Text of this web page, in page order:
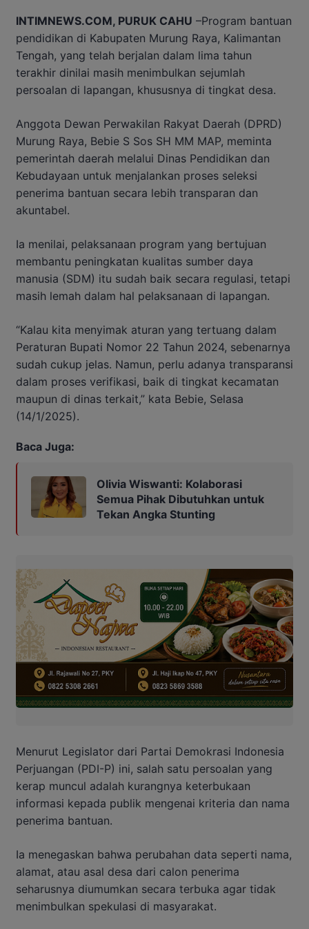
INTIMNEWS.COM, PURUK CAHU –Program bantuan
pendidikan di Kabupaten Murung Raya, Kalimantan
Tengah, yang telah berjalan dalam lima tahun
terakhir dinilai masih menimbulkan sejumlah
persoalan di lapangan, khususnya di tingkat desa.
Anggota Dewan Perwakilan Rakyat Daerah (DPRD)
Murung Raya, Bebie S Sos SH MM MAP, meminta
pemerintah daerah melalui Dinas Pendidikan dan
Kebudayaan untuk menjalankan proses seleksi
penerima bantuan secara lebih transparan dan
akuntabel.
Ia menilai, pelaksanaan program yang bertujuan
membantu peningkatan kualitas sumber daya
manusia (SDM) itu sudah baik secara regulasi, tetapi
masih lemah dalam hal pelaksanaan di lapangan.
“Kalau kita menyimak aturan yang tertuang dalam
Peraturan Bupati Nomor 22 Tahun 2024, sebenarnya
sudah cukup jelas. Namun, perlu adanya transparansi
dalam proses verifikasi, baik di tingkat kecamatan
maupun di dinas terkait,” kata Bebie, Selasa
(14/1/2025).
Baca Juga:
Olivia Wiswanti: Kolaborasi
Semua Pihak Dibutuhkan untuk
Tekan Angka Stunting
Menurut Legislator dari Partai Demokrasi Indonesia
Perjuangan (PDI-P) ini, salah satu persoalan yang
kerap muncul adalah kurangnya keterbukaan
informasi kepada publik mengenai kriteria dan nama
penerima bantuan.
Ia menegaskan bahwa perubahan data seperti nama,
alamat, atau asal desa dari calon penerima
seharusnya diumumkan secara terbuka agar tidak
menimbulkan spekulasi di masyarakat.